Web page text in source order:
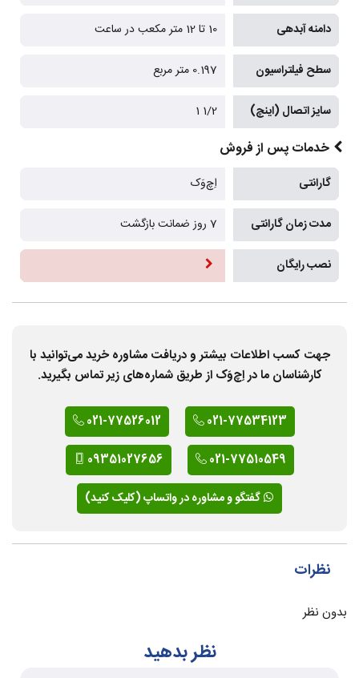
دامنه آبدهی 10 تا 12 متر مکعب در ساعت
سطح فیلتراسیون 0.197 متر مربع
سایز اتصال (اینچ) 1/2 1
خدمات پس از فروش
گارانتی اِچ‌وَک
مدت زمان گارانتی 7 روز ضمانت بازگشت
نصب رایگان
جهت کسب اطلاعات بیشتر و دریافت مشاوره خرید می‌توانید با
کارشناسان ما در اِچ‌وَک از طریق شماره‌های زیر تماس بگیرید.
021-77534123
021-77526012
021-77510549
09351027656
گفتگو و مشاوره در واتساپ (کلیک کنید)
نظرات
بدون نظر
نظر بدهید